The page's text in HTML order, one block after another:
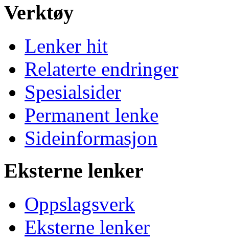
Verktøy
Lenker hit
Relaterte endringer
Spesialsider
Permanent lenke
Sideinformasjon
Eksterne lenker
Oppslagsverk
Eksterne lenker